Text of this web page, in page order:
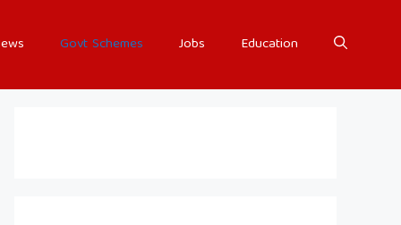
Govt Schemes Jobs Education